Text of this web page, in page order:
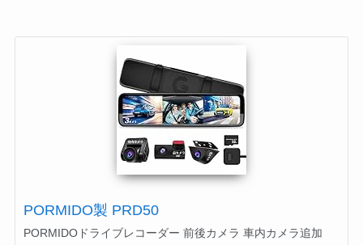
PORMIDO製 PRD50
PORMIDOドライブレコーダー 前後カメラ 車内カメラ追加